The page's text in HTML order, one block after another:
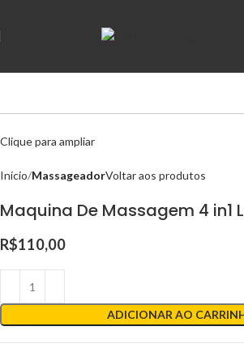
Clique para ampliar
Início MassageadorVoltar aos produtos
Maquina De Massagem 4 in1
R$110,00
ADICIONAR AO